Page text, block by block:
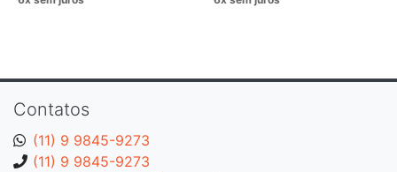
Contatos
(11) 9 9845-9273
(11) 9 9845-9273